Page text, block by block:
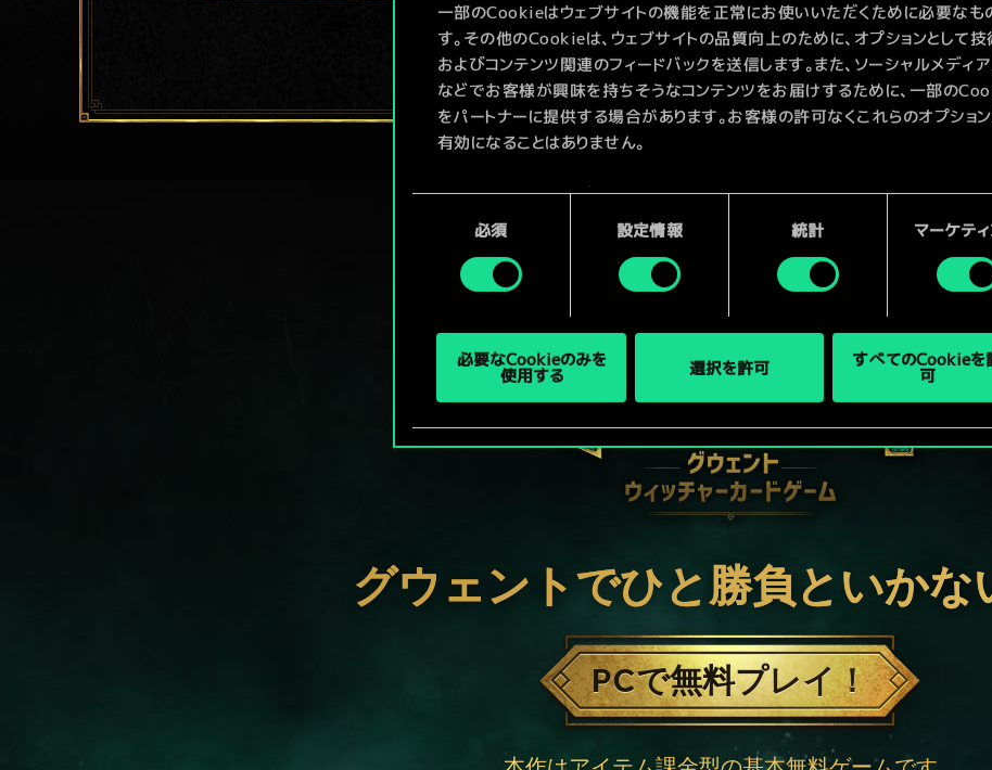
一部のCookieはウェブサイトの機能を正常にお使いいただくために必要なも
す。その他のCookieは、ウェブサイトの品質向上のために、オプションとして
およびコンテンツ関連のフィードバックを送信します。また、ソーシャルメディ
などでお客様が興味を持ちそうなコンテンツをお届けするために、一部の
をパートナーに提供する場合があります。お客様の許可なくこれらのオプショ
有効になることはありません。
Cookieの使用およびパフォーマンスの変更点に関する詳細は、下記の「設定
ューでご確認ください。
必須 設定情報 統計 マーケテ
必要なCookieのみを
使用する 選択を許可 すべてのCookieを
可
グウェントでひと勝負といかな
PCで無料プレイ！